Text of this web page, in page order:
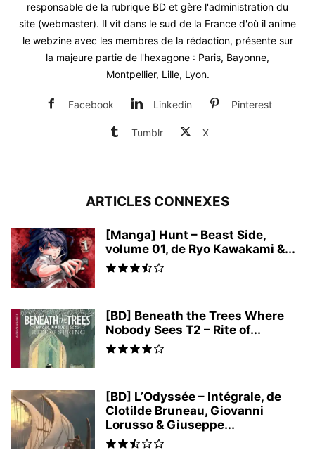
responsable de la rubrique BD et gère l'administration du
site (webmaster). Il vit dans le sud de la France d'où il anime
le webzine avec les membres de la rédaction, présente sur
la majeure partie de l'hexagone : Paris, Bayonne,
Montpellier, Lille, Lyon.
Facebook Linkedin Pinterest
Tumblr X
ARTICLES CONNEXES
[Manga] Hunt – Beast Side,
volume 01, de Ryo Kawakami &...
[BD] Beneath the Trees Where
Nobody Sees T2 – Rite of...
[BD] L’Odyssée – Intégrale, de
Clotilde Bruneau, Giovanni
Lorusso & Giuseppe...